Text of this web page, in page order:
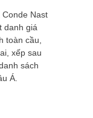
Nast
danh giá
toàn cầu,
xếp sau
sách
Á.